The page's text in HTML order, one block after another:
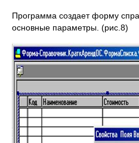
Программа создает форму
основные параметры. (рис.8)